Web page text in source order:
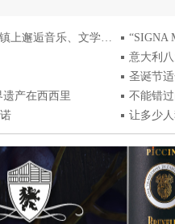
意大利Collisioni文化节：在巴罗洛镇上邂逅音乐、文学、葡萄酒
意大利
圣诞节
产在西西里
不能错
让多少